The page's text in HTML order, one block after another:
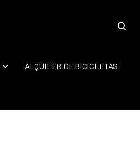
ALQUILER DE BICICLETAS